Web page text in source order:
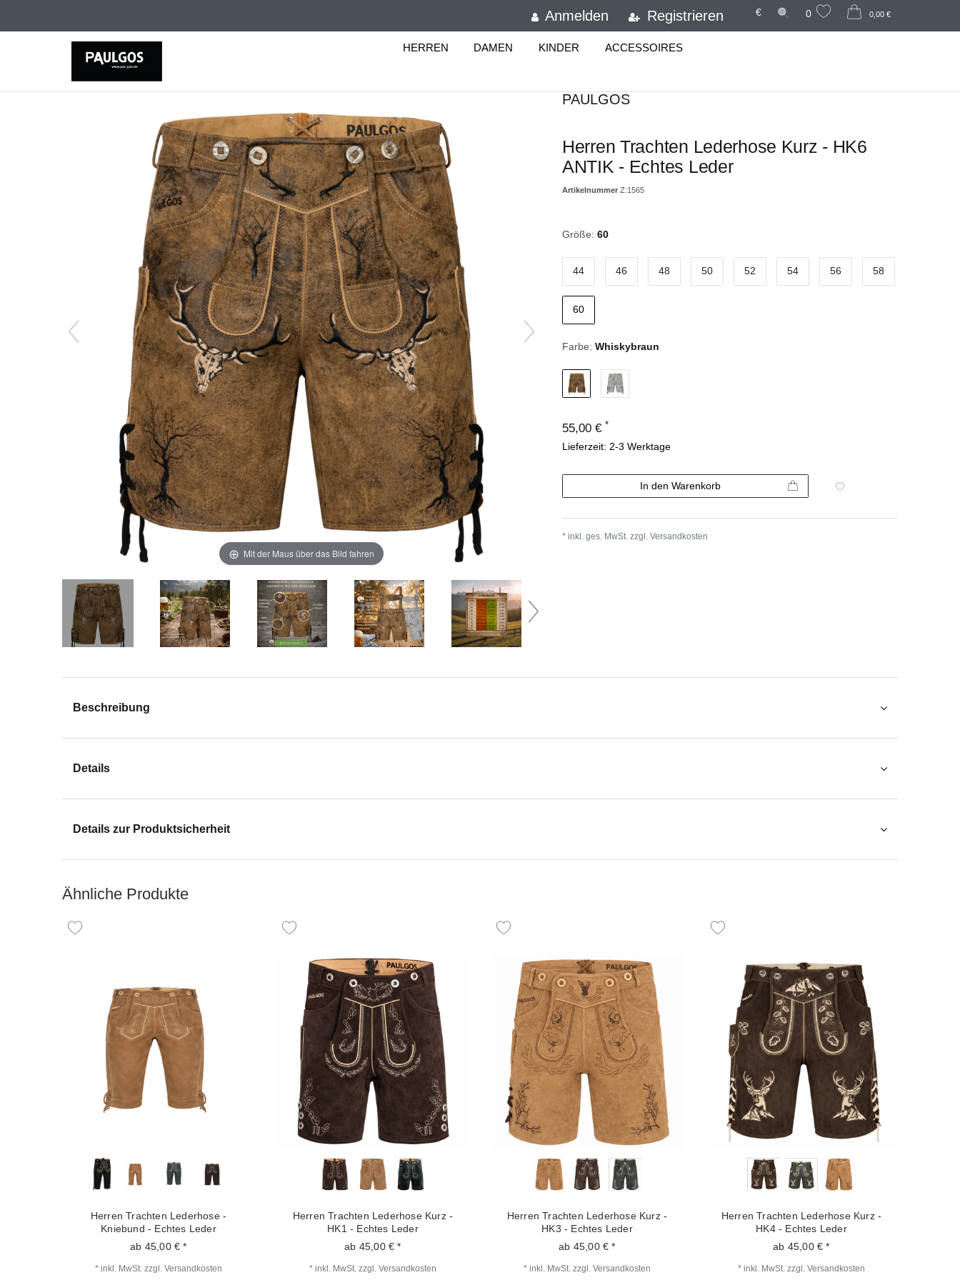
Anmelden Registrieren € 0 0,00 €
HERREN DAMEN KINDER ACCESSOIRES
Mit der Maus über das Bild fahren
PAULGOS
Herren Trachten Lederhose Kurz - HK6
ANTIK - Echtes Leder
Artikelnummer Z:1565
Größe: 60
44 46 48 50 52 54 56 58
60
Farbe: Whiskybraun
55,00 € *
Lieferzeit: 2-3 Werktage
In den Warenkorb
* inkl. ges. MwSt. zzgl. Versandkosten
Beschreibung
Details
Details zur Produktsicherheit
Ähnliche Produkte
Herren Trachten Lederhose -
Kniebund - Echtes Leder
ab 45,00 € *
* inkl. MwSt. zzgl. Versandkosten
Herren Trachten Lederhose Kurz -
HK1 - Echtes Leder
ab 45,00 € *
* inkl. MwSt. zzgl. Versandkosten
Herren Trachten Lederhose Kurz -
HK3 - Echtes Leder
ab 45,00 € *
* inkl. MwSt. zzgl. Versandkosten
Herren Trachten Lederhose Kurz -
HK4 - Echtes Leder
ab 45,00 € *
* inkl. MwSt. zzgl. Versandkosten